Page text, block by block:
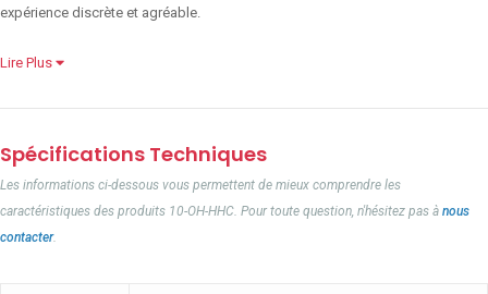
expérience discrète et agréable.
Lire Plus
Spécifications Techniques
Les informations ci-dessous vous permettent de mieux comprendre les
caractéristiques des produits 10-OH-HHC. Pour toute question, n'hésitez pas à nous
contacter.